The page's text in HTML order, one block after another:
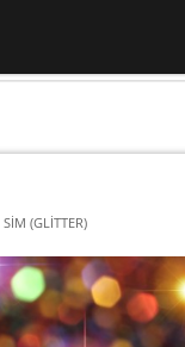
SIM (GLITTER)